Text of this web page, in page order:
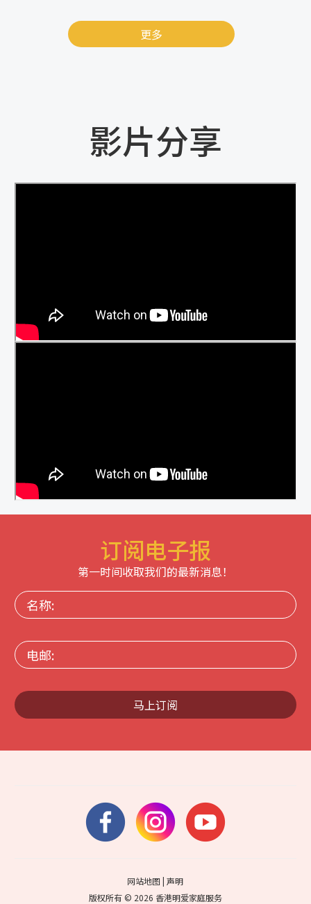
更多
影片分享
订阅电子报
第一时间收取我们的最新消息！
名
称:
电
邮:
马上订阅
网站地图 |声明
版权所有 © 2026 香港明爱家庭服务